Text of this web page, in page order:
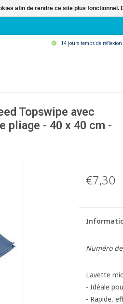
14 jours temps de réflexion
Topswipe avec
pliage - 40 x 40 cm -
€7,30
Numéro
Lavette
- Idéale
- Rapide,
afin de rendre ce site plus fonctionnel.